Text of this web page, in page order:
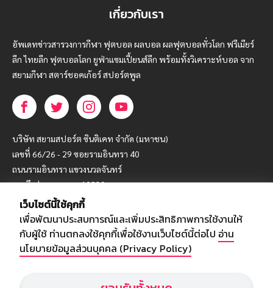
เกี่ยวกับเรา
อัพเดทข่าวสารวงการกีฬา ฟุตบอล ผลบอล ผลฟุตบอลทั่วโลก ฟรีเมียร์
ลีก ไทยลีก ฟุตบอลโลก ยูฟ่าแซมเปี้ยนส์ลีก พร้อมทั้งวิเคราะห์บอล จาก
สยามกีฬา สตาร์ชอคเก้อร์ สปอร์ตพูล
บริษัท สยามสปอร์ต ซินติเคท จำกัด (มหาชน)
เลขที่ 66/26 - 29 ซอยรามอินทรา 40
ถนนรามอินทรา แขวงนวลจันทร์
เขตบึงกุ่ม กรุงเทพฯ 10230
โทร : 02-5088-000
อีเมล์ : webmaster@siamsport.co.th
เว็บไซต์ : www.siamsport.co.th
เว็บไซต์นี้ใช้คุกกี้
เพื่อพัฒนาประสบการณ์และเพิ่มประสิทธิภาพการใช้งานให้
กับผู้ใช้ ท่านตกลงใช้คุกกี้เพื่อใช้งานเว็บไซต์นี้ต่อไป อ่าน
นโยบายข้อมูลส่วนบุคคล (Privacy Policy)